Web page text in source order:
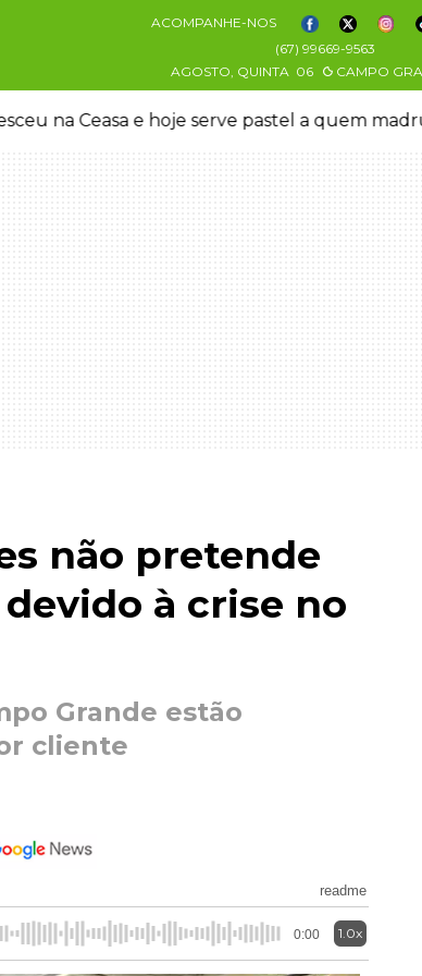
ACOMPANHE-NOS
(67) 99669-9563
AGOSTO, QUINTA 06 CAMPO
na Ceasa e hoje serve pastel a quem
não pretende
à crise no
Grande estão
cliente
readme
0:00 1.0x